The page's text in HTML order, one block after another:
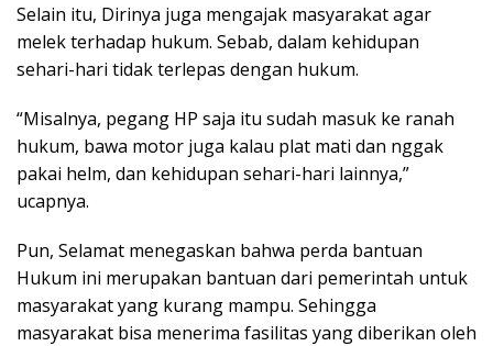
Selain itu, Dirinya juga mengajak masyarakat agar
melek terhadap hukum. Sebab, dalam kehidupan
sehari-hari tidak terlepas dengan hukum.
“Misalnya, pegang HP saja itu sudah masuk ke ranah
hukum, bawa motor juga kalau plat mati dan nggak
pakai helm, dan kehidupan sehari-hari lainnya,”
ucapnya.
Pun, Selamat menegaskan bahwa perda bantuan
Hukum ini merupakan bantuan dari pemerintah untuk
masyarakat yang kurang mampu. Sehingga
masyarakat bisa menerima fasilitas yang diberikan oleh